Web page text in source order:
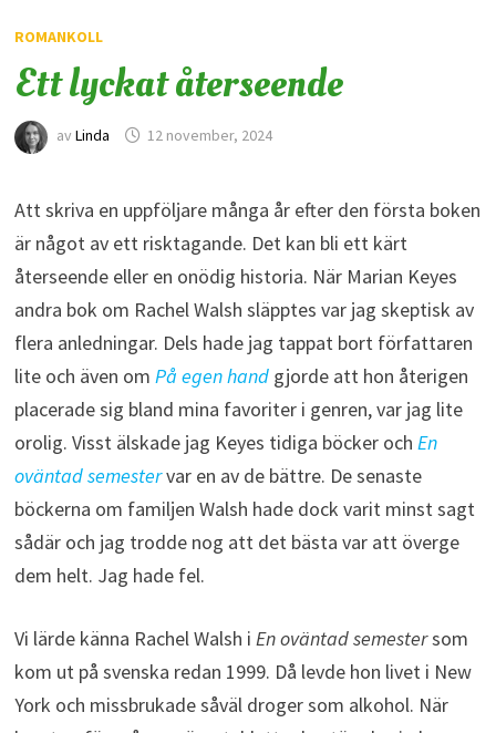
ROMANKOLL
Ett lyckat återseende
av Linda 12 november, 2024
Att skriva en uppföljare många år efter den första boken
är något av ett risktagande. Det kan bli ett kärt
återseende eller en onödig historia. När Marian Keyes
andra bok om Rachel Walsh släpptes var jag skeptisk av
flera anledningar. Dels hade jag tappat bort författaren
lite och även om På egen hand gjorde att hon återigen
placerade sig bland mina favoriter i genren, var jag lite
orolig. Visst älskade jag Keyes tidiga böcker och En
oväntad semestervar en av de bättre. De senaste
böckerna om familjen Walsh hade dock varit minst sagt
sådär och jag trodde nog att det bästa var att överge
dem helt. Jag hade fel.
Vi lärde känna Rachel Walsh i En oväntad semestersom
kom ut på svenska redan 1999. Då levde hon livet i New
York och missbrukade såväl droger som alkohol. När